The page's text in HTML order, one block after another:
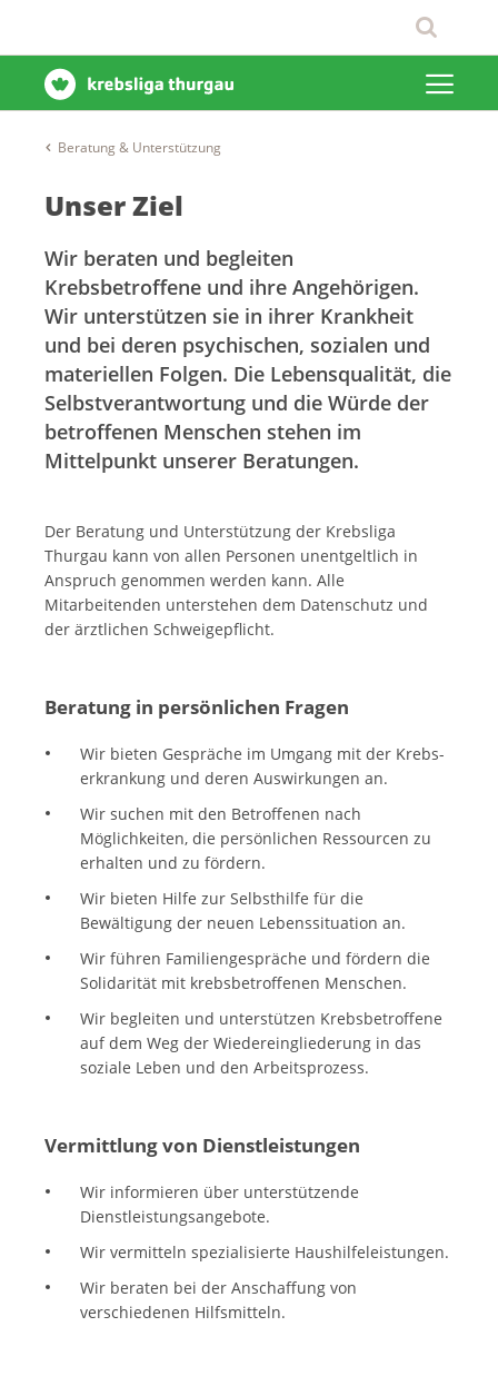
Beratung & Unterstützung
Unser Ziel
Wir beraten und begleiten
Krebsbetroffene und ihre Angehörigen.
Wir unterstützen sie in ihrer Krankheit
und bei deren psychischen, sozialen und
materiellen Folgen. Die Lebensqualität, die
Selbstverantwortung und die Würde der
betroffenen Menschen stehen im
Mittelpunkt unserer Beratungen.
Der Beratung und Unterstützung der Krebsliga
Thurgau kann von allen Personen unentgeltlich in
Anspruch genommen werden kann. Alle
Mitarbeitenden unterstehen dem Datenschutz und
der ärztlichen Schweigepflicht.
Beratung in persönlichen Fragen
Wir bieten Gespräche im Umgang mit der Krebs­
erkrankung und deren Auswirkungen an.
Wir suchen mit den Betroffenen nach
Möglichkeiten, die persönlichen Ressourcen zu
erhalten und zu fördern.
Wir bieten Hilfe zur Selbsthilfe für die
Bewältigung der neuen Lebenssituation an.
Wir führen Familiengespräche und fördern die
Solidarität mit krebsbetroffenen Menschen.
Wir begleiten und unterstützen Krebsbetroffene
auf dem Weg der Wiedereingliederung in das
soziale Leben und den Arbeitsprozess.
Vermittlung von Dienstleistungen
Wir informieren über unterstützende
Dienstleistungsangebote.
Wir vermitteln spezialisierte Haushilfeleistungen.
Wir beraten bei der Anschaffung von
verschiedenen Hilfsmitteln.